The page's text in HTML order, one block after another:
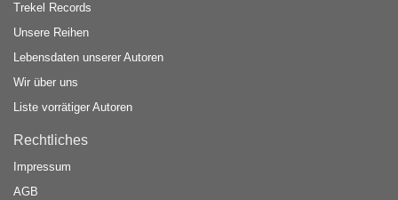
Trekel Records
Unsere Reihen
Lebensdaten unserer Autoren
Wir über uns
Liste vorrätiger Autoren
Rechtliches
Impressum
AGB